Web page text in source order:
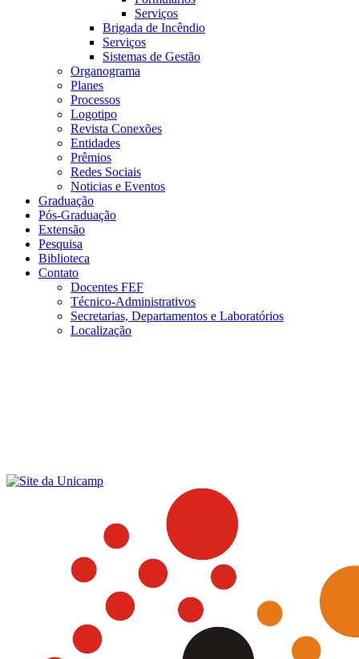
Serviços
Brigada de Incêndio
Serviços
Sistemas de Gestão
Organograma
Planes
Processos
Logotipo
Revista Conexões
Entidades
Prêmios
Redes Sociais
Noticias e Eventos
Graduação
Pós-Graduação
Extensão
Pesquisa
Biblioteca
Contato
Docentes FEF
Técnico-Administrativos
Secretarias, Departamentos e Laboratórios
Localização